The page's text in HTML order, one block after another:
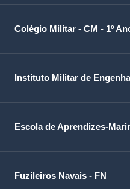
Colégio Militar - CM - 1º
Instituto Militar de
Escola de Aprendizes-
Fuzileiros Navais - FN